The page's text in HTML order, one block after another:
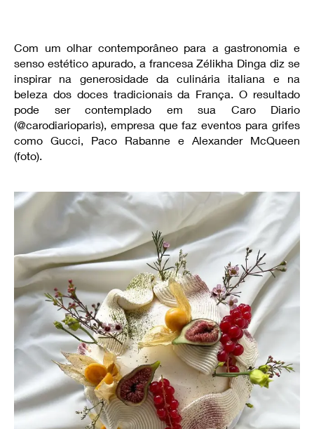
Com um olhar contemporâneo para a gastronomia e
senso estético apurado, a francesa Zélikha Dinga diz se
inspirar na generosidade da culinária italiana e na
beleza dos doces tradicionais da França. O resultado
pode ser contemplado em sua Caro Diario
(@carodiarioparis), empresa que faz eventos para grifes
como Gucci, Paco Rabanne e Alexander McQueen
(foto).